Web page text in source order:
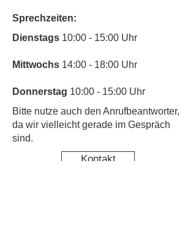
Sprechzeiten:
​Dienstags 10:00 - 15:00 Uhr
Mittwochs 14:00 - 18:00 Uhr
Donnerstag 10:00 - 15:00 Uhr
​Bitte nutze auch den Anrufbeantworter,
da wir vielleicht gerade im Gespräch
sind.
Kontakt